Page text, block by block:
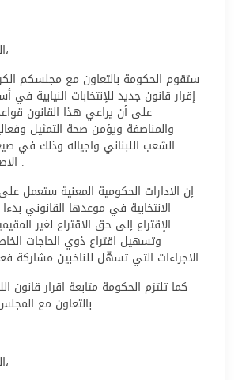
الزميلات والزملاء،
ستقوم الحكومة بالتعاون مع مجلسكم
إقرار قانون جديد للإنتخابات النيابية
على أن يراعي هذا القانون
والمناصفة ويؤمن صحة التمثيل
الشعب اللبناني واجياله وذلك في
الاصلاحات الضرورية .
إن الادارات الحكومية المعنية ستعمل
الانتخابية في موعدها القانوني
الإقتراع إلى حق الاقتراع لغير
وتسهيل اقتراع ذوي الحاجات
الاجراءات التي تسهّل للناخبين مشاركة فعالة في الاقتراع.
كما تلتزم الحكومة متابعة اقرار قانون
بالتعاون مع المجلس النيابي الكريم.
الزميلات والزملاء،